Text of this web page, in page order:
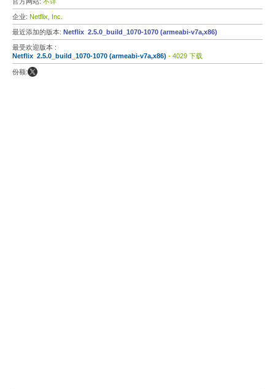
企业: Netflix, Inc.
最近添加的版本: Netflix 2.5.0_build_1070-1070 (armeabi-v7a,x86)
最受欢迎版本 :
Netflix 2.5.0_build_1070-1070 (armeabi-v7a,x86) - 4029 下载
份额: